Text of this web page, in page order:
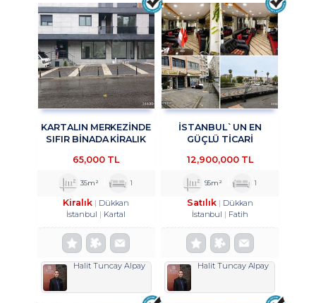
KARTALIN MERKEZİNDE
SIFIR BİNADA KİRALIK
TROYKADAN.
65,000 TL
35m² 1
Kiralık
Dükkan
İstanbul
Kartal
Halit Tuncay Alpay
İSTANBUL`UN EN
GÜÇLÜ TICARI
VATAN CADDESI
AVM KARŞISINDA
12,900,000 TL
95m² 1
Satılık
Dükkan
İstanbul
Fatih
Halit Tuncay Alpay